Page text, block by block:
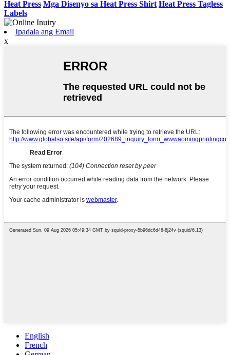
Heat Press Mga Disenyo sa Heat Press Shirt Heat Press Tagless
Labels
Ipadala ang Email
x
English
French